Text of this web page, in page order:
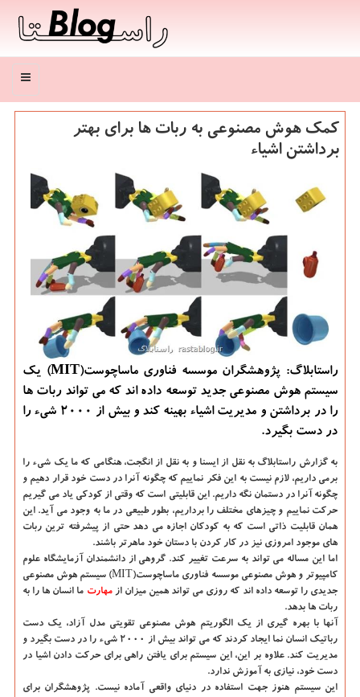
منو
کمک هوش مصنوعی به ربات ها برای بهتر
برداشتن اشیاء
راستابلاگ: پژوهشگران موسسه فناوری ماساچوست(MIT) یک
سیستم هوش مصنوعی جدید توسعه داده اند که می تواند ربات ها
را در برداشتن و مدیریت اشیاء بهینه کند و بیش از 2000 شیء را
در دست بگیرد.
به گزارش راستابلاگ به نقل از ایسنا و به نقل از انگجت،هنگامی که ما یک شیء را
برمی داریم، لازم نیست به این فکر نماییم که چگونه آنرا در دست خود قرار دهیم و
چگونه آنرا در دستمان نگه داریم. این قابلیتی است که وقتی از کودکی یاد می گیریم
حرکت نماییم و چیزهای مختلف را برداریم، بطور طبیعی در ما به وجود می آید. این
همان قابلیت ذاتی است که به کودکان اجازه می دهد حتی از پیشرفته ترین ربات
های موجود امروزی نیز در کار کردن با دستان خود ماهرتر باشند.
اما این مساله می تواند به سرعت تغییر کند. گروهی از دانشمندان آزمایشگاه علوم
کامپیوتر و هوش مصنوعی موسسه فناوری ماساچوست(MIT) سیستم هوش مصنوعی
جدیدی را توسعه داده اند که روزی می تواند همین میزان ازمهارت ما انسان ها را به
ربات ها بدهد.
آنها با بهره گیری از یک الگوریتم هوش مصنوعی تقویتی مدل آزاد، یک دست
رباتیک انسان نما ایجاد کردند که می تواند بیش از ۲۰۰۰ شیء را در دست بگیرد و
مدیریت کند. علاوه بر این، این سیستم برای یافتن راهی برای حرکت دادن اشیا در
دست خود، نیازی به آموزش ندارد.
این سیستم هنوز جهت استفاده در دنیای واقعی آماده نیست. پژوهشگران برای